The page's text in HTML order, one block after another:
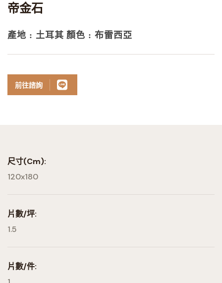
帝金石
產地 : 土耳其 顏色 : 布雷西亞
前往諮詢
尺寸(cm):
120x180
片數/坪:
1.5
片數/件: